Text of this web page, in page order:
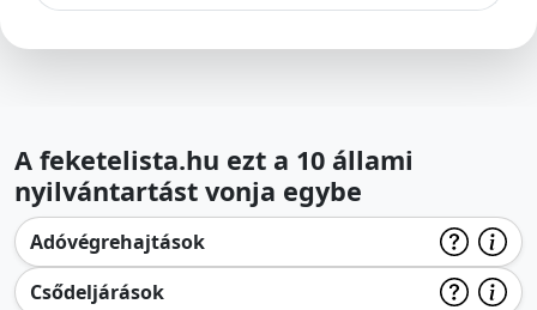
A feketelista.hu ezt a 10 állami
nyilvántartást vonja egybe
Adóvégrehajtások
Csődeljárások